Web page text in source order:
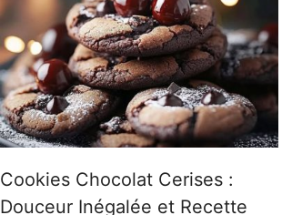
Cookies Chocolat Cerises :
Douceur Inégalée et Recette